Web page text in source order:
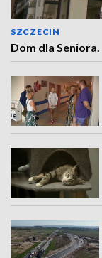
SZCZECIN
Dom dla